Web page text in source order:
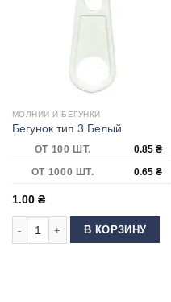
МОЛНИИ И БЕГУНКИ
Бегунок тип 3 Белый
ОТ 100 ШТ. 0.85 ₴
ОТ 1000 ШТ.
0.65 ₴
1.00 ₴
Количество товара Бегунок тип
В КОРЗИНУ